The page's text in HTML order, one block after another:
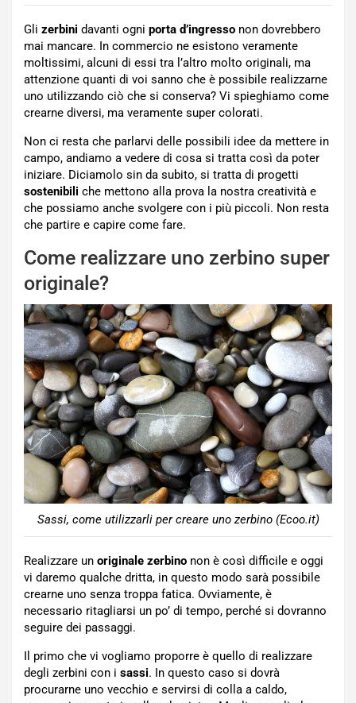
Gli zerbini davanti ogni porta d’ingresso non dovrebbero
mai mancare. In commercio ne esistono veramente
moltissimi, alcuni di essi tra l’altro molto originali, ma
attenzione quanti di voi sanno che è possibile realizzarne
uno utilizzando ciò che si conserva? Vi spieghiamo come
crearne diversi, ma veramente super colorati.
Non ci resta che parlarvi delle possibili idee da mettere in
campo, andiamo a vedere di cosa si tratta così da poter
iniziare. Diciamolo sin da subito, si tratta di progetti
sostenibili che mettono alla prova la nostra creatività e
che possiamo anche svolgere con i più piccoli. Non resta
che partire e capire come fare.
Come realizzare uno zerbino super
originale?
Sassi, come utilizzarli per creare uno zerbino (Ecoo.it)
Realizzare un originale zerbino non è così difficile e oggi
vi daremo qualche dritta, in questo modo sarà possibile
crearne uno senza troppa fatica. Ovviamente, è
necessario ritagliarsi un po’ di tempo, perché si dovranno
seguire dei passaggi.
Il primo che vi vogliamo proporre è quello di realizzare
degli zerbini con i sassi. In questo caso si dovrà
procurarne uno vecchio e servirsi di colla a caldo,